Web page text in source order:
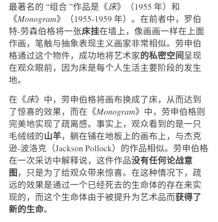
最著名的 “组合 ”作品是《床》（1955 年）和
《Monogram》（1955-1959 年）。在前者中，罗伯
特-劳森伯格将一张床挂在墙上，像画画一样在上面
作画，笔触与抽象表现主义画家非常相似。劳申伯
格通过这个物件，成功地将艺术家的私密空间呈现
在观众眼前，因为床是每个人生活主要阶段的发生
地。
在《床》中，劳申伯格将画布换成了床，从而达到
了惊喜的效果，而在《Monogram》中，劳申伯格则
完美地实现了疏离感。事实上，观众看到的是一只
毛绒绒的山羊，躺在铺在地板上的画布上，与杰克
逊-波洛克（Jackson Pollock）的作品相似。劳申伯格
在一次采访中解释说，这件作品没有任何论战意
图，只是为了给观众带来惊喜。在这种情况下，疏
远的效果是通过一个已经死去的生命体的存在来实
现的，而这个生命体由于被提升为艺术品而获得了
新的生命。